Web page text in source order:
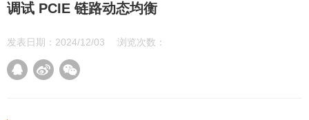
调试 PCIE 链路动态均衡
发表日期：2024/12/03 浏览次数：